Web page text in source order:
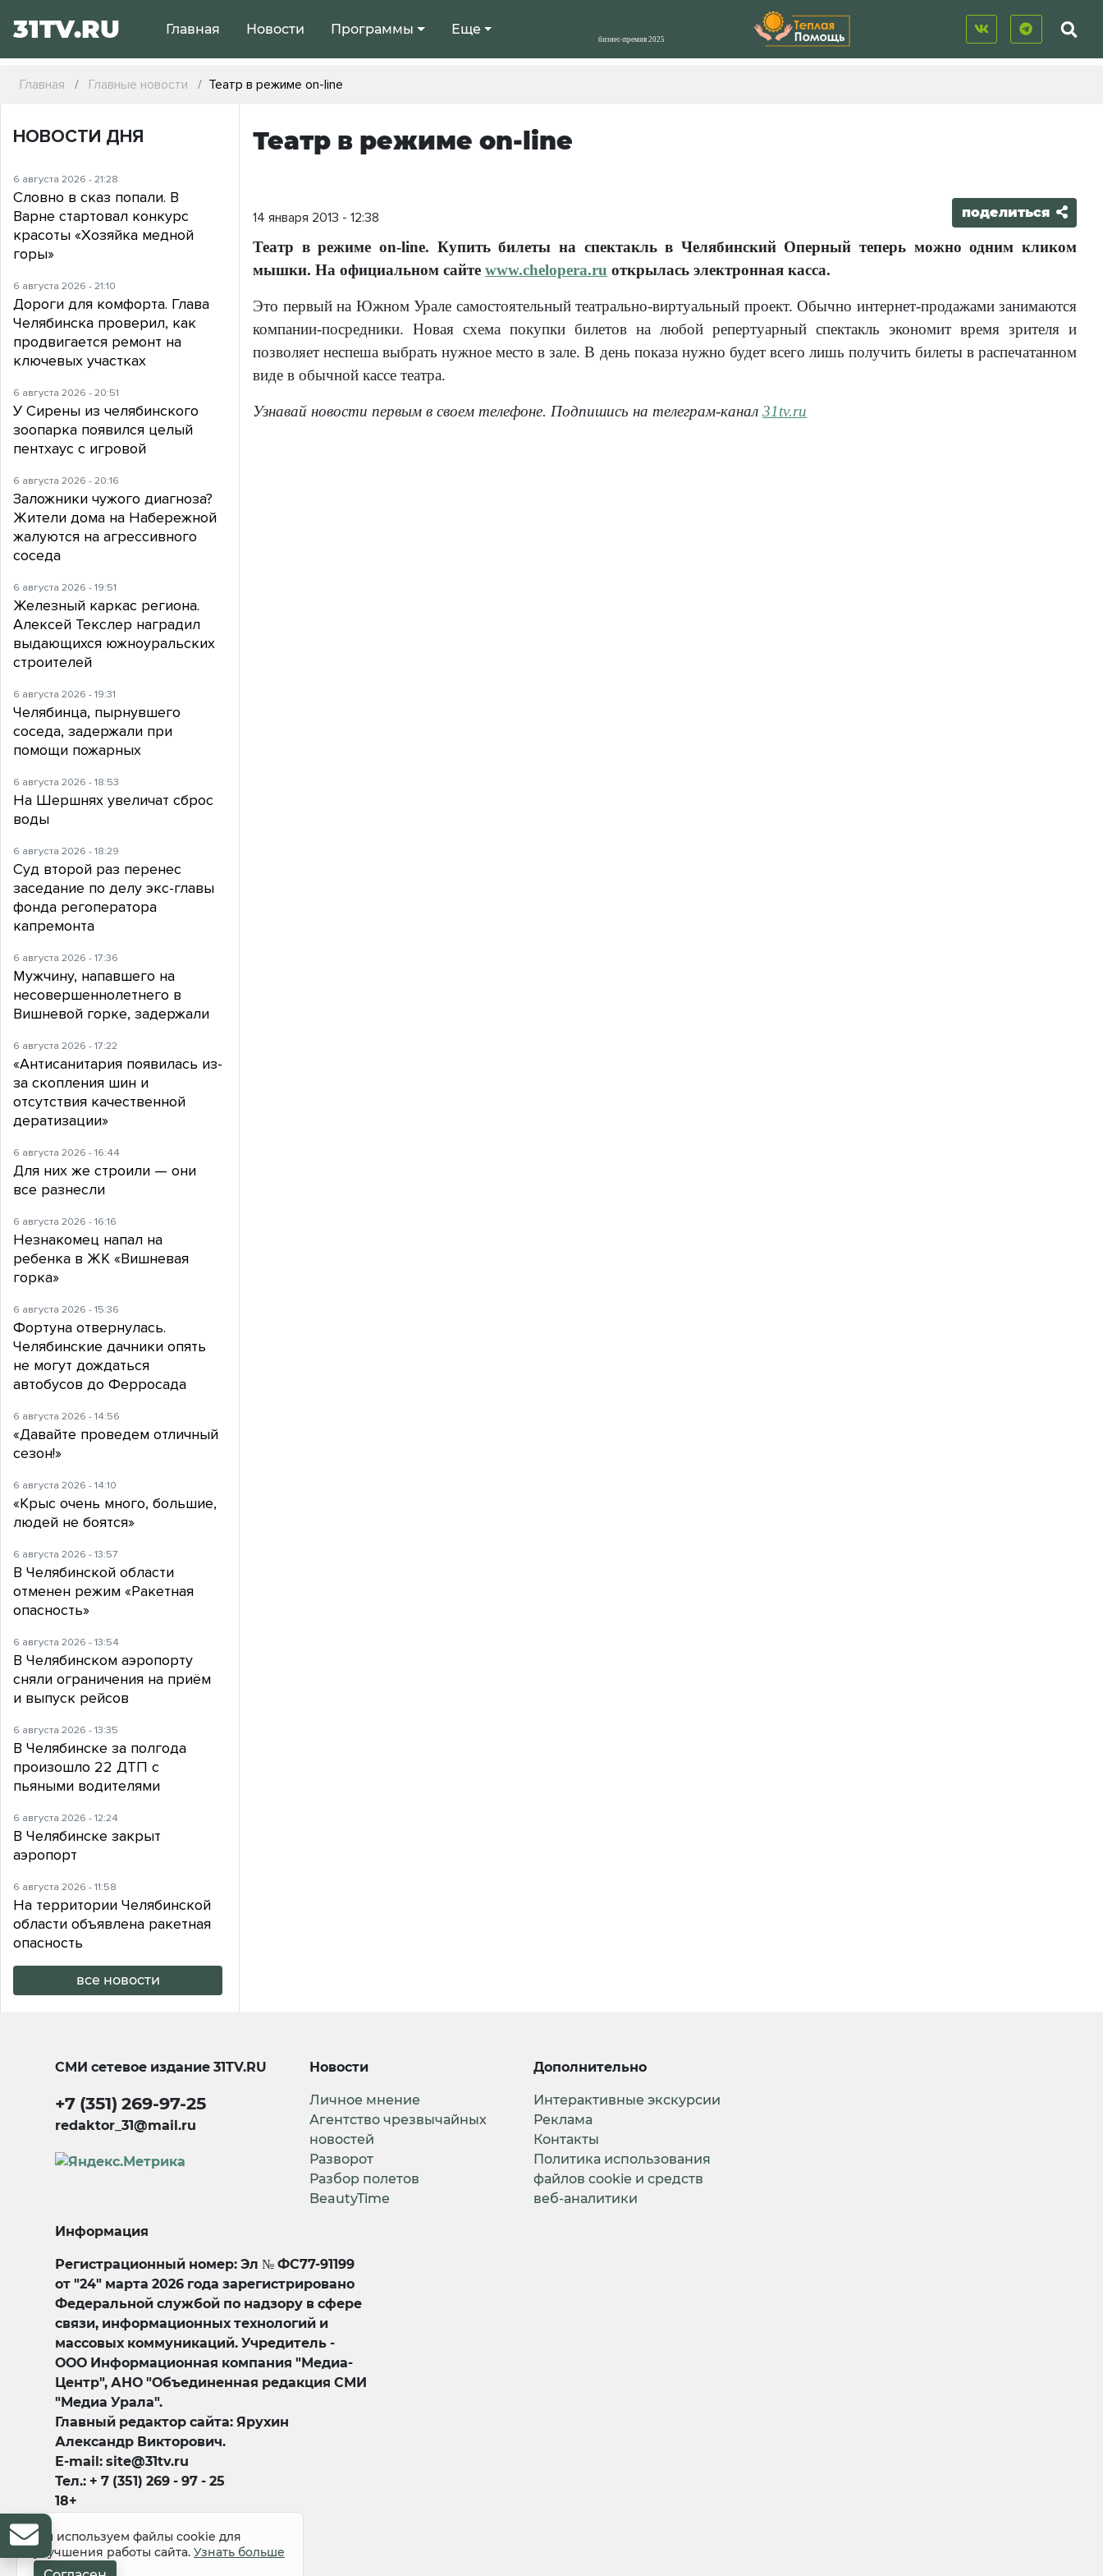
31TV.RU Главная Новости Программы Еще
Главная Главные новости Театр в режиме on-line
Театр в режиме on-line
14 января 2013 - 12:38 поделиться
Театр в режиме on-line. Купить билеты на спектакль в Челябинский Оперный теперь можно одним кликом
мышки. На официальном сайтеwww.chelopera.ru открылась электронная касса.
Это первый на Южном Урале самостоятельный театрально-виртуальный проект. Обычно интернет-продажами занимаются
компании-посредники. Новая схема покупки билетов на любой репертуарный спектакль экономит время зрителя и
позволяет неспеша выбрать нужное место в зале. В день показа нужно будет всего лишь получить билеты в распечатанном
виде в обычной кассе театра.
Узнавай новости первым в своем телефоне. Подпишись на телеграм-канал31tv.ru
НОВОСТИ ДНЯ
6 августа 2026 - 21:28
Словно в сказ попали. В
Варне стартовал конкурс
красоты «Хозяйка медной
горы»
6 августа 2026 - 21:10
Дороги для комфорта. Глава
Челябинска проверил, как
продвигается ремонт на
ключевых участках
6 августа 2026 - 20:51
У Сирены из челябинского
зоопарка появился целый
пентхаус с игровой
6 августа 2026 - 20:16
Заложники чужого диагноза?
Жители дома на Набережной
жалуются на агрессивного
соседа
6 августа 2026 - 19:51
Железный каркас региона.
Алексей Текслер наградил
выдающихся южноуральских
строителей
6 августа 2026 - 19:31
Челябинца, пырнувшего
соседа, задержали при
помощи пожарных
6 августа 2026 - 18:53
На Шершнях увеличат сброс
воды
6 августа 2026 - 18:29
Суд второй раз перенес
заседание по делу экс-главы
фонда регоператора
капремонта
6 августа 2026 - 17:36
Мужчину, напавшего на
несовершеннолетнего в
Вишневой горке, задержали
6 августа 2026 - 17:22
«Антисанитария появилась из-
за скопления шин и
отсутствия качественной
дератизации»
6 августа 2026 - 16:44
Для них же строили — они
все разнесли
6 августа 2026 - 16:16
Незнакомец напал на
ребенка в ЖК «Вишневая
горка»
6 августа 2026 - 15:36
Фортуна отвернулась.
Челябинские дачники опять
не могут дождаться
автобусов до Ферросада
6 августа 2026 - 14:56
«Давайте проведем отличный
сезон!»
6 августа 2026 - 14:10
«Крыс очень много, большие,
людей не боятся»
6 августа 2026 - 13:57
В Челябинской области
отменен режим «Ракетная
опасность»
6 августа 2026 - 13:54
В Челябинском аэропорту
сняли ограничения на приём
и выпуск рейсов
6 августа 2026 - 13:35
В Челябинске за полгода
произошло 22 ДТП с
пьяными водителями
6 августа 2026 - 12:24
В Челябинске закрыт
аэропорт
6 августа 2026 - 11:58
На территории Челябинской
области объявлена ракетная
опасность
все новости
СМИ сетевое издание31TV.RU
+7 (351) 269-97-25
redaktor_31@mail.ru
Новости
Личное мнение
Агентство чрезвычайных
новостей
Разворот
Разбор полетов
BeautyTime
Дополнительно
Интерактивные экскурсии
Реклама
Контакты
Политика использования
файлов cookie и средств
веб-аналитики
Информация
Регистрационный номер: Эл № ФС77-91199
от "24" марта 2026 года зарегистрировано
Федеральной службой по надзору в сфере
связи, информационных технологий и
массовых коммуникаций. Учредитель -
ООО Информационная компания "Медиа-
Центр", АНО "Объединенная редакция СМИ
"Медиа Урала".
Главный редактор сайта: Ярухин
Александр Викторович.
E-mail: site@31tv.ru
Тел.: + 7 (351) 269 - 97 - 25
18+
Мы используем файлы cookie для
улучшения работы сайта. Узнать больше